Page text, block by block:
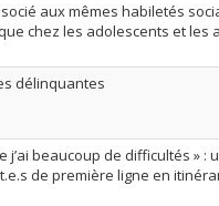
aux mêmes habiletés
chez les adolescents et les
délinquantes
j’ai beaucoup de difficultés » :
de première ligne en